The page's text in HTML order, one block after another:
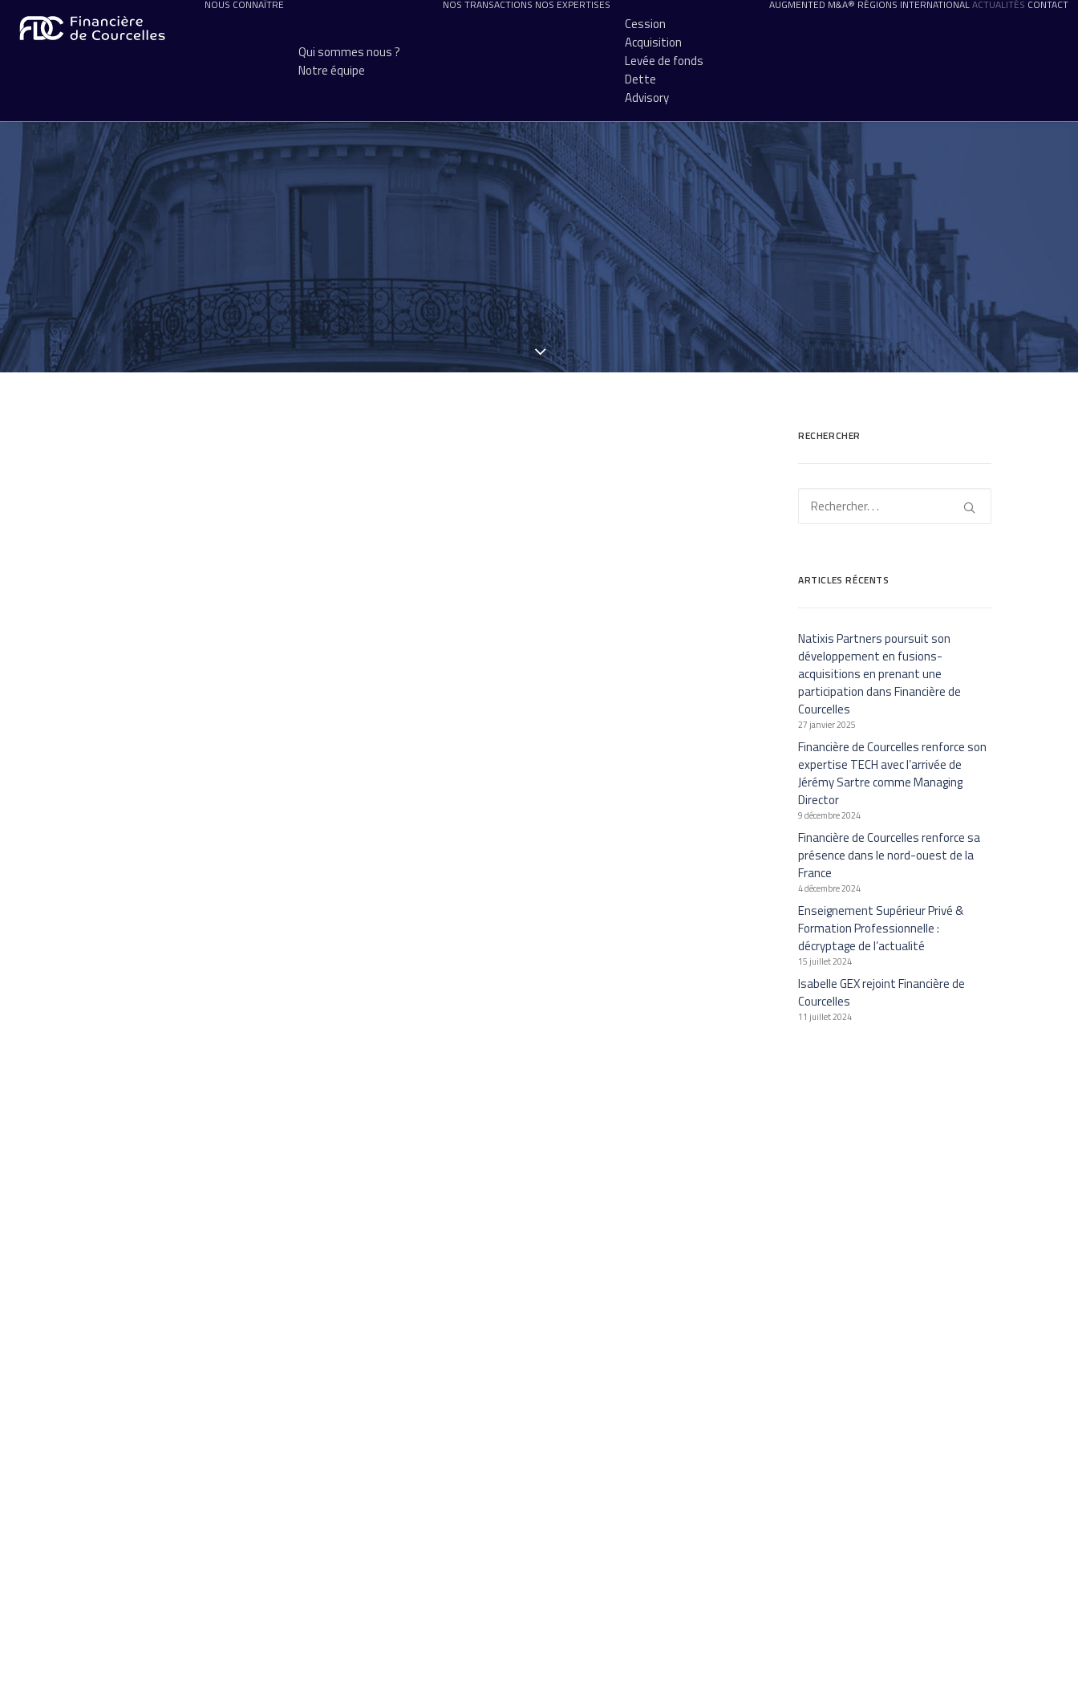
NOUS CONNAÎTRE
Qui sommes nous ?
Notre équipe
NOS TRANSACTIONS NOS EXPERTISES
Cession
Acquisition
Levée de fonds
Dette
Advisory
AUGMENTED M&A® RÉGIONS INTERNATIONALACTUALITÉS CONTACT
RECHERCHER
ARTICLES RÉCENTS
Natixis Partners poursuit son
développement en fusions-
acquisitions en prenant une
participation dans Financière de
Courcelles
27 janvier 2025
Financière de Courcelles renforce son
expertise TECH avec l’arrivée de
Jérémy Sartre comme Managing
Director
9 décembre 2024
Financière de Courcelles renforce sa
présence dans le nord-ouest de la
France
4 décembre 2024
Enseignement Supérieur Privé &
Formation Professionnelle :
décryptage de l’actualité
15 juillet 2024
Isabelle GEX rejoint Financière de
Courcelles
11 juillet 2024